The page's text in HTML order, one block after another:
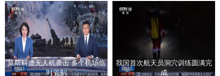
莫斯科遭无人机袭击 多个机场临
时管制
我国首次航天员洞穴训练圆满完
成